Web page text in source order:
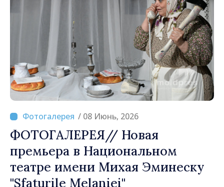
/ 08 Июнь, 2026
ФОТОГАЛЕРЕЯ// Новая
премьера в Национальном
театре имени Михая Эминеску
"Sfaturile Melaniei"